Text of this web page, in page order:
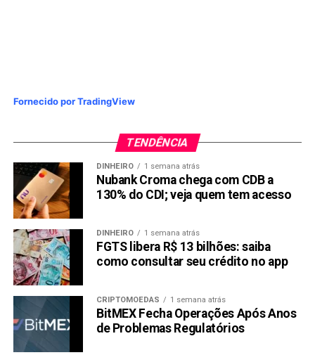
Fornecido por TradingView
TENDÊNCIA
DINHEIRO 1 semana atrás
Nubank Croma chega com CDB a
130% do CDI; veja quem tem acesso
DINHEIRO 1 semana atrás
FGTS libera R$ 13 bilhões: saiba
como consultar seu crédito no app
CRIPTOMOEDAS 1 semana atrás
BitMEX Fecha Operações Após Anos
de Problemas Regulatórios